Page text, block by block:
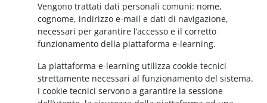
Vengono trattati dati personali comuni: nome,
cognome, indirizzo e-mail e dati di navigazione,
necessari per garantire l’accesso e il corretto
funzionamento della piattaforma e-learning.
La piattaforma e-learning utilizza cookie tecnici
strettamente necessari al funzionamento del sistema.
I cookie tecnici servono a garantire la sessione